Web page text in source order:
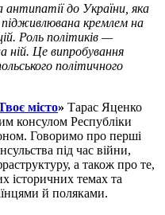
антипатії до України, яка
кремлем на
Роль політиків —
ній. Це випробування
політичного
місто» Тарас Яценко
консулом Республіки
Говоримо про перші
під час війни,
а також про те,
історичних темах та
й поляками.